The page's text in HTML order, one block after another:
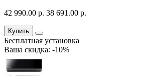
42 990.00 р. 38 691.00 р.
Купить
Бесплатная установка
Ваша скидка: -10%